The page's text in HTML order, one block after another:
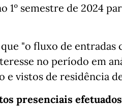
1º semestre de 2024
"o fluxo de entradas
no período em
e vistos de residência
presenciais efetuados